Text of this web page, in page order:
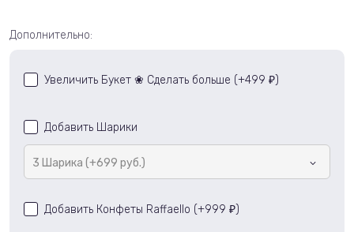
Дополнительно:
Увеличить Букет ❀ Сделать больше (+499 ₽ )
Добавить Шарики
3 Шарика (+699 руб.)
Добавить Конфеты Raffaello (+999 ₽ )